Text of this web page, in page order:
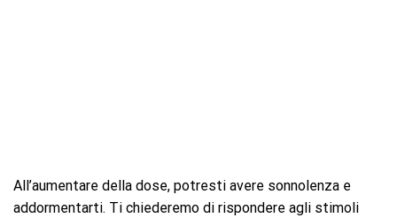
All’aumentare della dose, potresti avere sonnolenza e
addormentarti. Ti chiederemo di rispondere agli stimoli